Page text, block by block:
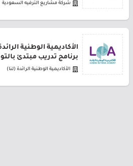
شركة مشاريع الترفيه السعودية
الأكاديمية الوطنية
برنامج تدريب مبتدئ
الأكاديمية الوطنية الرائدة (لنا)